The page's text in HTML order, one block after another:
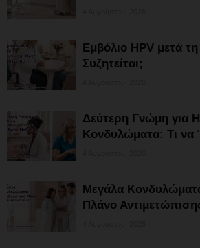
Εμβόλιο HPV μετά
Συζητείται;
Δεύτερη Γνώμη για
Κονδυλώματα: Τι να
Μεγάλα
Πλάνο